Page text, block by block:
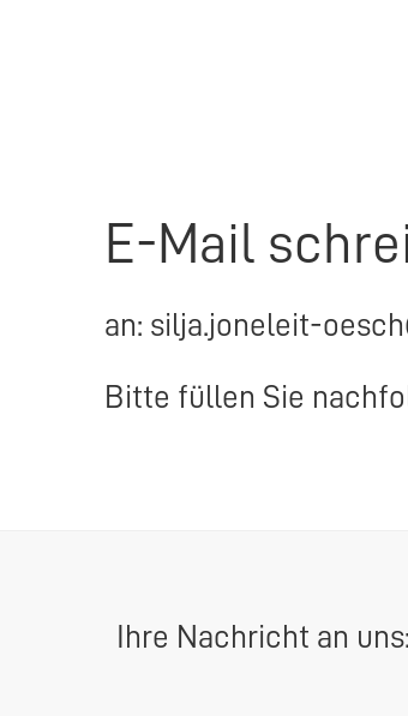
E-Mail
an: silja.joneleit-
Bitte füllen Sie
Ihre Nachricht an uns: